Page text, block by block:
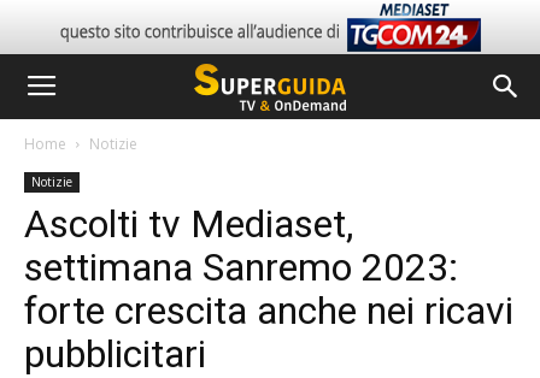
Home Notizie
Notizie
Ascolti tv Mediaset,
settimana Sanremo 2023:
forte crescita anche nei ricavi
pubblicitari